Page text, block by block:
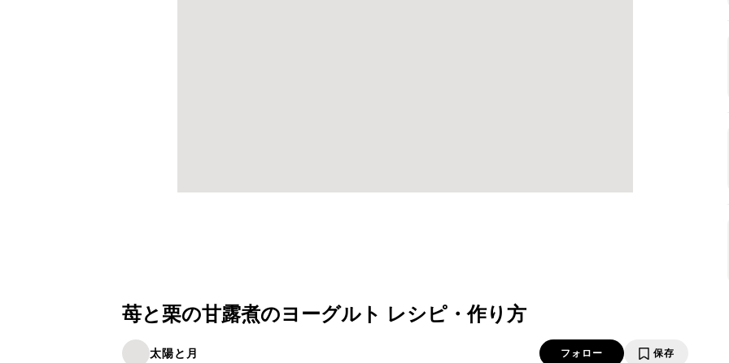
苺と栗の甘露煮のヨーグルト レシピ・作り方
太陽と月 フォロー 保存